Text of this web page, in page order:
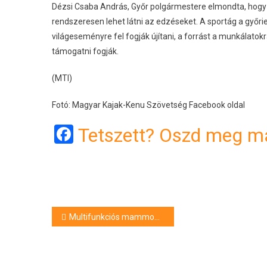
Dézsi Csaba András, Győr polgármestere elmondta,
rendszeresen lehet látni az edzéseket. A sportág a
világeseményre fel fogják újítani, a forrást a
támogatni fogják.
(MTI)
Fotó: Magyar Kajak-Kenu Szövetség Facebook oldal
Facebook
Tetszett? Oszd meg
Bejegyzés
Multifunkciós mammográfiás- és röntgenkészüléket vásárolt a PTE